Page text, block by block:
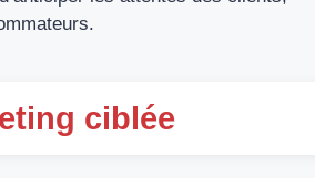
ciblée